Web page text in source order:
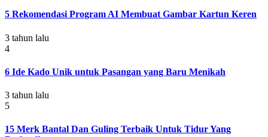
5 Rekomendasi Program AI Membuat Gambar Kartun Keren
3 tahun lalu
4
6 Ide Kado Unik untuk Pasangan yang Baru Menikah
3 tahun lalu
5
15 Merk Bantal Dan Guling Terbaik Untuk Tidur Yang